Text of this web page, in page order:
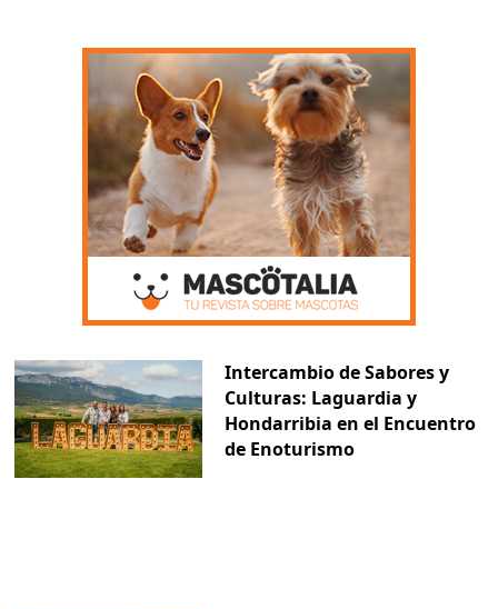
Intercambio de Sabores y
Culturas: Laguardia y
Hondarribia en el Encuentro
de Enoturismo